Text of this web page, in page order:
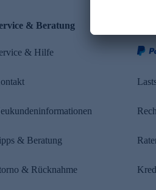
& Beratung
& Hilfe
& Beratung
& Rücknahme